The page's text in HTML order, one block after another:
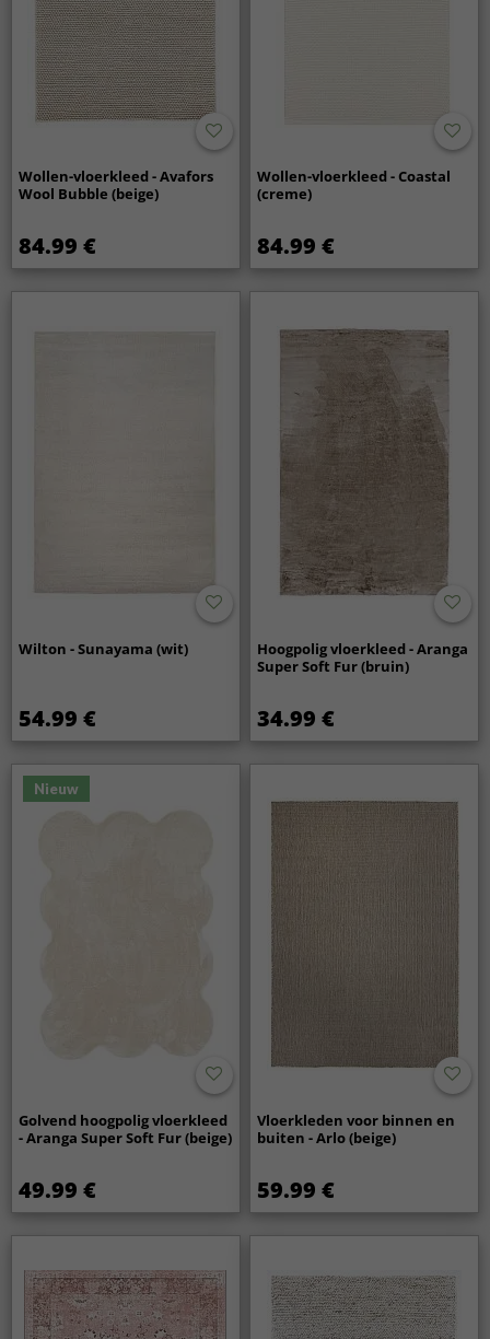
Wollen-vloerkleed - Avafors
Wool Bubble (beige)
84.99 €
Wollen-vloerkleed - Coastal
(creme)
84.99 €
Wilton - Sunayama (wit)
54.99 €
Hoogpolig vloerkleed - Aranga
Super Soft Fur (bruin)
34.99 €
Nieuw
Golvend hoogpolig vloerkleed
- Aranga Super Soft Fur (beige)
49.99 €
Vloerkleden voor binnen en
buiten - Arlo (beige)
59.99 €